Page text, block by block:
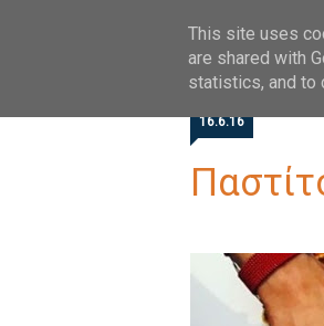
16.6.16
This site uses
are shared with
statistics, and to